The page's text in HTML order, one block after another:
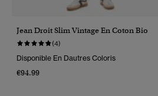
Jean Droit Slim Vintage En Coton Bio
(4)
Disponible En Dautres Coloris
€94.99